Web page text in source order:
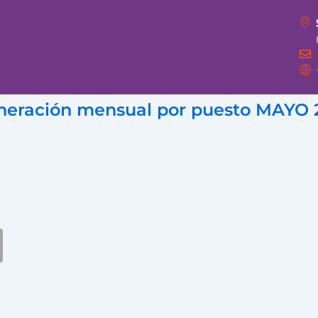
mensual por puesto MAYO